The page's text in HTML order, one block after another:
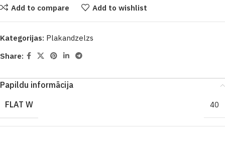
Add to compare Add to wishlist
Kategorijas: Plakandzelzs
Share:
Papildu informācija
FLAT W
40